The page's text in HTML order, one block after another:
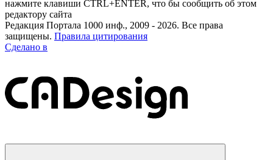
нажмите клавиши CTRL+ENTER, что бы сообщить об этом
редактору сайта
Редакция Портала 1000 инф., 2009 - 2026. Все права
защищены. Правила цитирования
Сделано в